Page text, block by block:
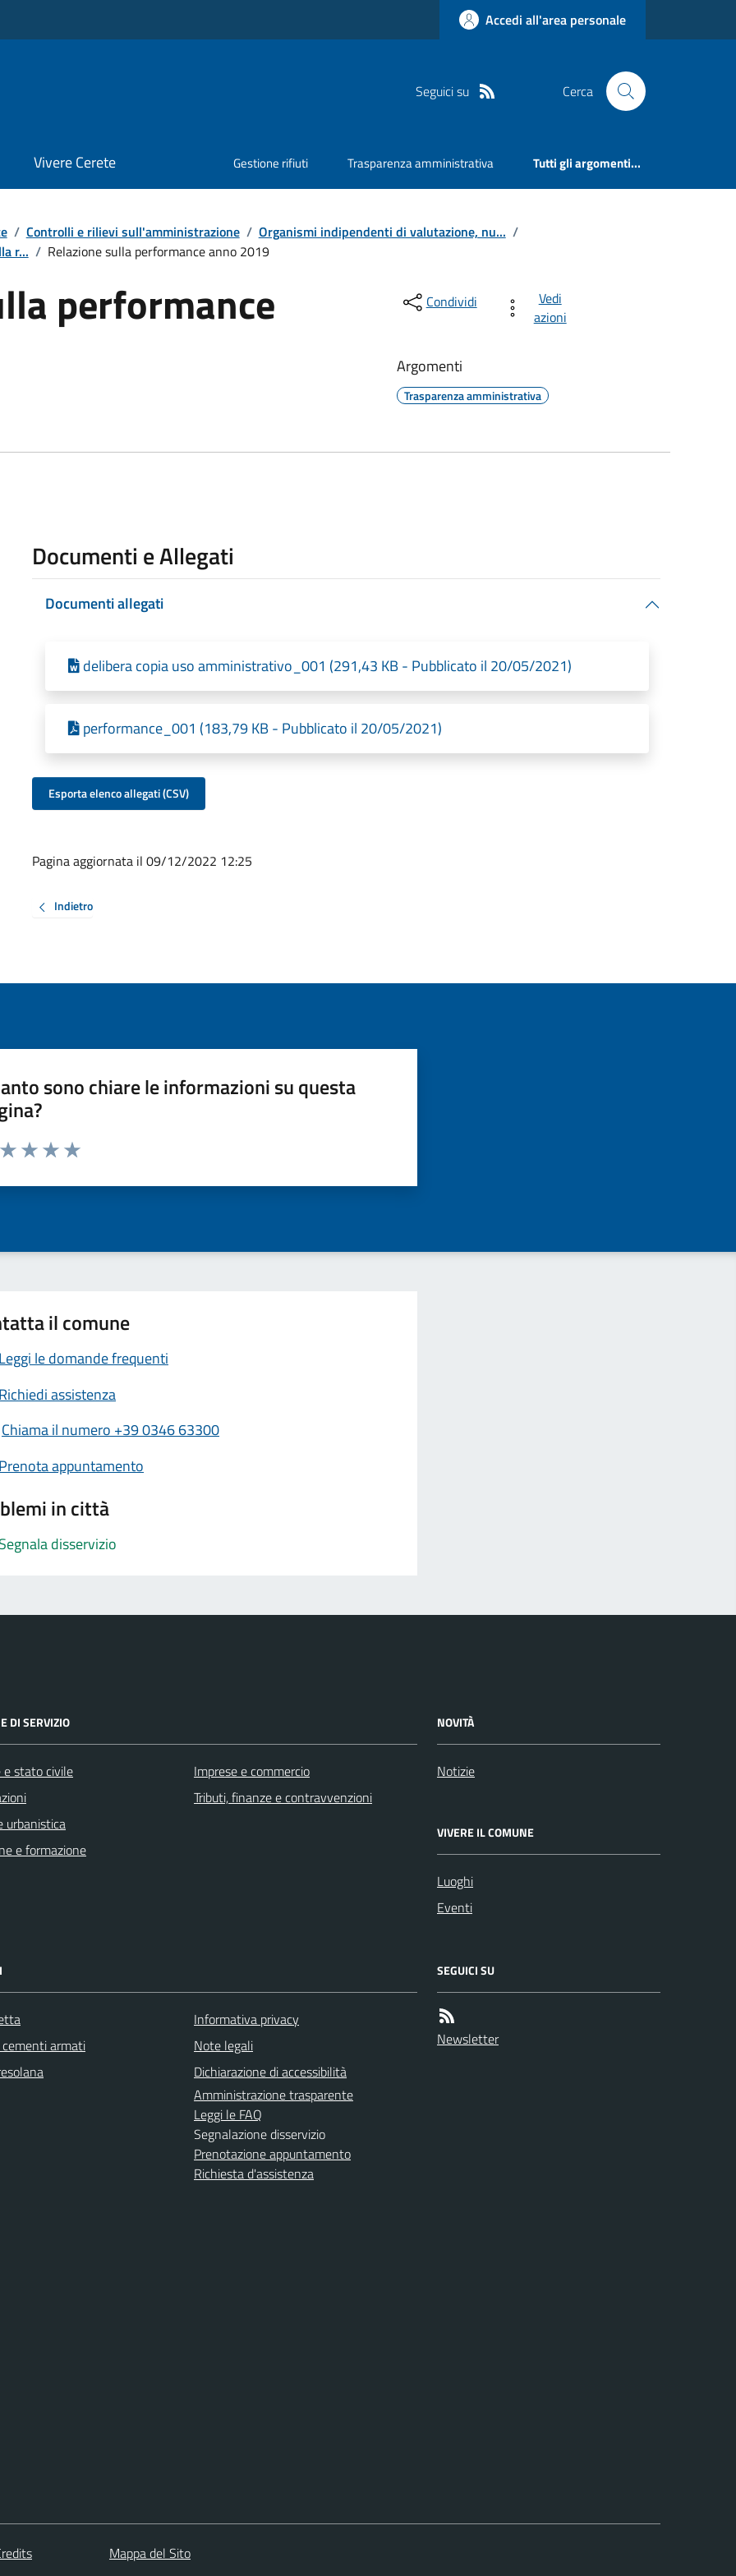
Accedi all'area personale
Seguici su Cerca
Vivere Cerete Gestione rifiuti Trasparenza amministrativa Tutti gli argomenti...
/ Controlli e rilievi sull'amministrazione / Organismi indipendenti di valutazione, nu... /
r... / Relazione sulla performance anno 2019
performance Condividi
Vedi
azioni
Argomenti
Trasparenza amministrativa
Documenti e Allegati
Documenti allegati
delibera copia uso amministrativo_001 (291,43 KB - Pubblicato il 20/05/2021)
performance_001 (183,79 KB - Pubblicato il 20/05/2021)
Esporta elenco allegati (CSV)
Pagina aggiornata il 09/12/2022 12:25
Indietro
sono chiare le informazioni su questa
da 1 a 5 stelle la pagina
il comune
le domande frequenti
assistenza
Chiama il numero +39 0346 63300
appuntamento
in città
disservizio
DI SERVIZIO
e stato civile
urbanistica
e formazione
Imprese e commercio
Tributi, finanze e contravvenzioni
NOVITÀ
Notizie
VIVERE IL COMUNE
Luoghi
Eventi
armati
Informativa privacy
Note legali
Dichiarazione di accessibilità
Amministrazione trasparente
Leggi le FAQ
Segnalazione disservizio
Prenotazione appuntamento
Richiesta d'assistenza
SEGUICI SU
Newsletter
Mappa del Sito